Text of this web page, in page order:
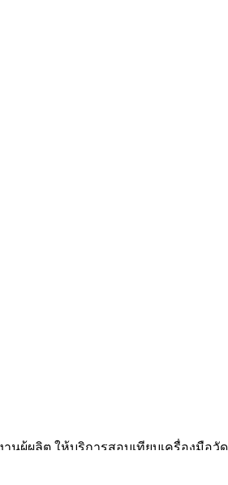
นผู้ผลิต ให้บริการสอบเทียบเครื่องมือ